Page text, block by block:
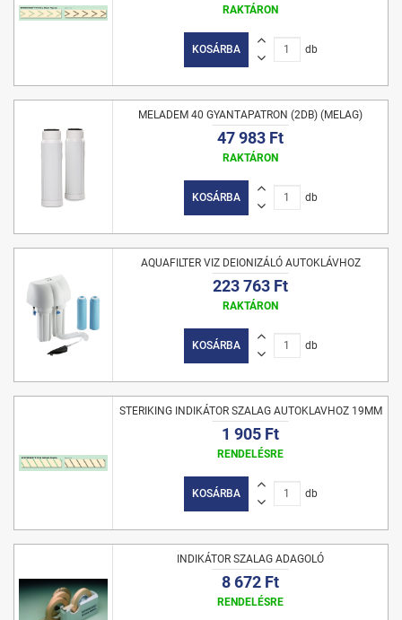
RAKTÁRON
KOSÁRBA db
MELADEM 40 GYANTAPATRON (2DB) (MELAG)
47 983 Ft
RAKTÁRON
KOSÁRBA db
AQUAFILTER VIZ DEIONIZÁLÓ AUTOKLÁVHOZ
223 763 Ft
RAKTÁRON
KOSÁRBA db
STERIKING INDIKÁTOR SZALAG AUTOKLAVHOZ 19MM
1 905 Ft
RENDELÉSRE
KOSÁRBA db
INDIKÁTOR SZALAG ADAGOLÓ
8 672 Ft
RENDELÉSRE